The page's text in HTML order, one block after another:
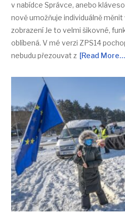
v nabídce Správce, anebo
nově umožňuje individuálně
zobrazení Je to velmi šikovné,
oblíbená. V mé verzi ZPS14
nebudu přezouvat z [Read